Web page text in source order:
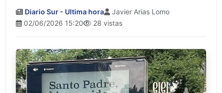
Diario Sur - Ultima hora
Javier Arias Lomo
02/06/2026 15:20
28 vistas